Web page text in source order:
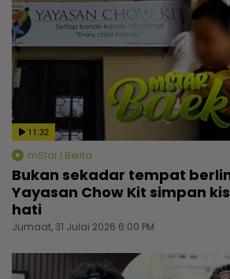
11:32
mStar | Berita
Bukan sekadar tempat
Yayasan Chow Kit simpan
hati
Jumaat, 31 Julai 2026 6:00 PM